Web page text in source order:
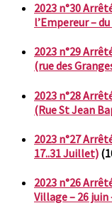
2023 n°30
l’Empereur –
2023 n°29
(rue des
2023 n°28
(Rue St Jean
2023 n°27
17..31 Juillet)
2023 n°26
Village – 26